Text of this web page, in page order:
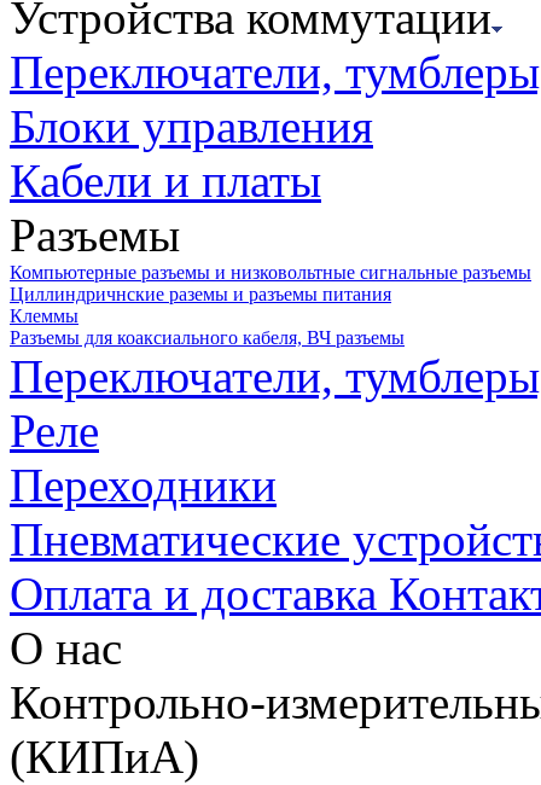
Устройства коммутации
Переключатели,
Блоки управления
Кабели и платы
Разъемы
Компьютерные разъемы и низковольтные сигнальные разъемы
Циллиндричнские раземы и разъемы питания
Клеммы
Разъемы для коаксиального кабеля, ВЧ разъемы
Переключатели,
Реле
Переходники
Пневматические
Оплата и доставка
О нас
Контрольно-
(КИПиА)